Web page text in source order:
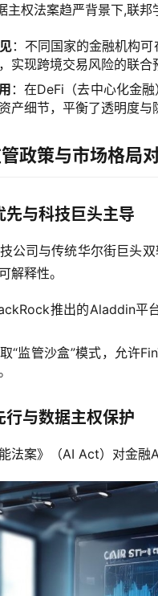
主权法案趋严背景下,联
：不同国家的金融机构
实现跨境交易风险的联合
：在DeFi（去中心化金
产细节，平衡了透明度与
政策与市场格局
先与科技巨头主导
公司与传统华尔街巨头
解释性。
推出的Aladdin平
“监管沙盒”模式，允许
行与数据主权保护
法案》（AI Act）对金融